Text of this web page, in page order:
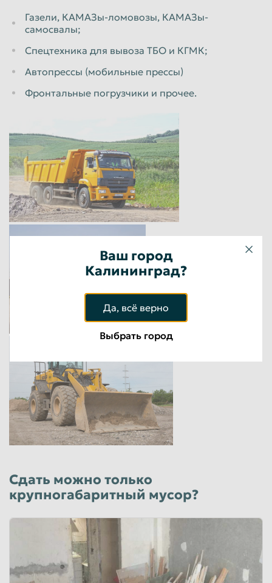
Газели, КАМАЗы-ломовозы, КАМАЗы-
самосвалы;
Спецтехника для вывоза ТБО и КГМК;
Автопрессы (мобильные прессы)
Фронтальные погрузчики и прочее.
Сдать можно только
крупногабаритный мусор?
Ваш город
Калининград?
Да, всё верно
Выбрать город